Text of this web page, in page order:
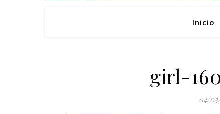
Inicio
girl-
04/